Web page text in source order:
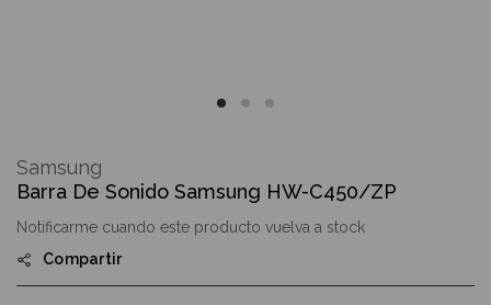
the
beginning
the
images
Barra De Sonido Samsung HW-C450/ZP
Compartir
Notificarme cuando este producto vuelva a stock
Samsung